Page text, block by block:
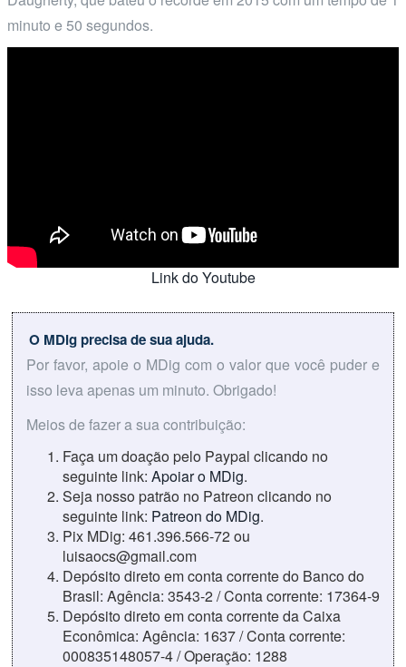
minuto e 50 segundos.
Link do Youtube
O MDig precisa de sua ajuda.
Por favor, apoie o MDig com o valor que você puder e
isso leva apenas um minuto. Obrigado!
Meios de fazer a sua contribuição:
Faça um doação pelo Paypal clicando no
seguinte link: Apoiar o MDig.
Seja nosso patrão no Patreon clicando no
seguinte link: Patreon do MDig.
Pix MDig: 461.396.566-72 ou
luisaocs@gmail.com
Depósito direto em conta corrente do Banco do
Brasil: Agência: 3543-2 / Conta corrente: 17364-9
Depósito direto em conta corrente da Caixa
Econômica: Agência: 1637 / Conta corrente:
000835148057-4 / Operação: 1288